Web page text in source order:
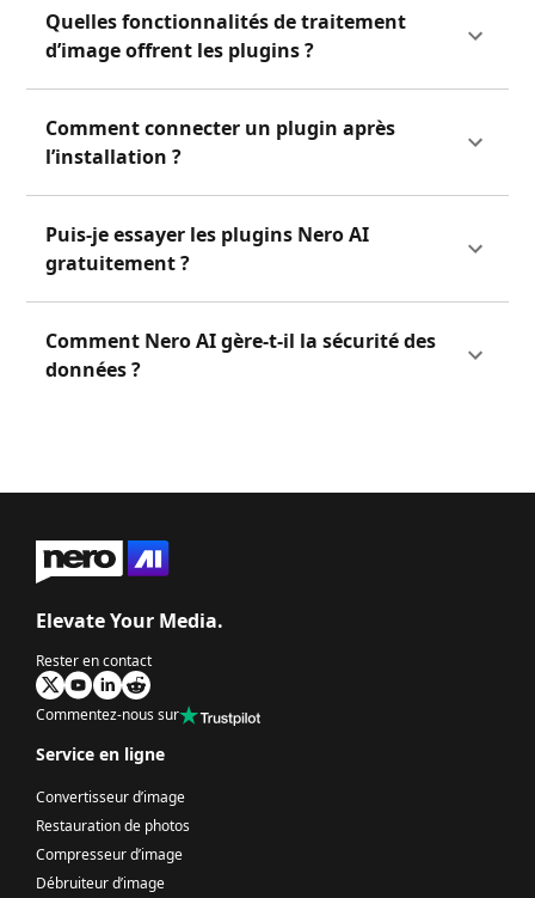
Quelles fonctionnalités de traitement
d’image offrent les plugins ?
Comment connecter un plugin après
l’installation ?
Puis-je essayer les plugins Nero AI
gratuitement ?
Comment Nero AI gère-t-il la sécurité des
données ?
Elevate Your Media.
Rester en contact
Commentez-nous sur
Service en ligne
Convertisseur d’image
Restauration de photos
Compresseur d’image
Débruiteur d’image